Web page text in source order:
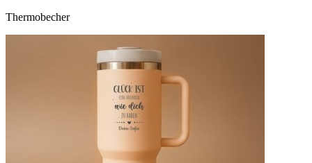
Thermobecher